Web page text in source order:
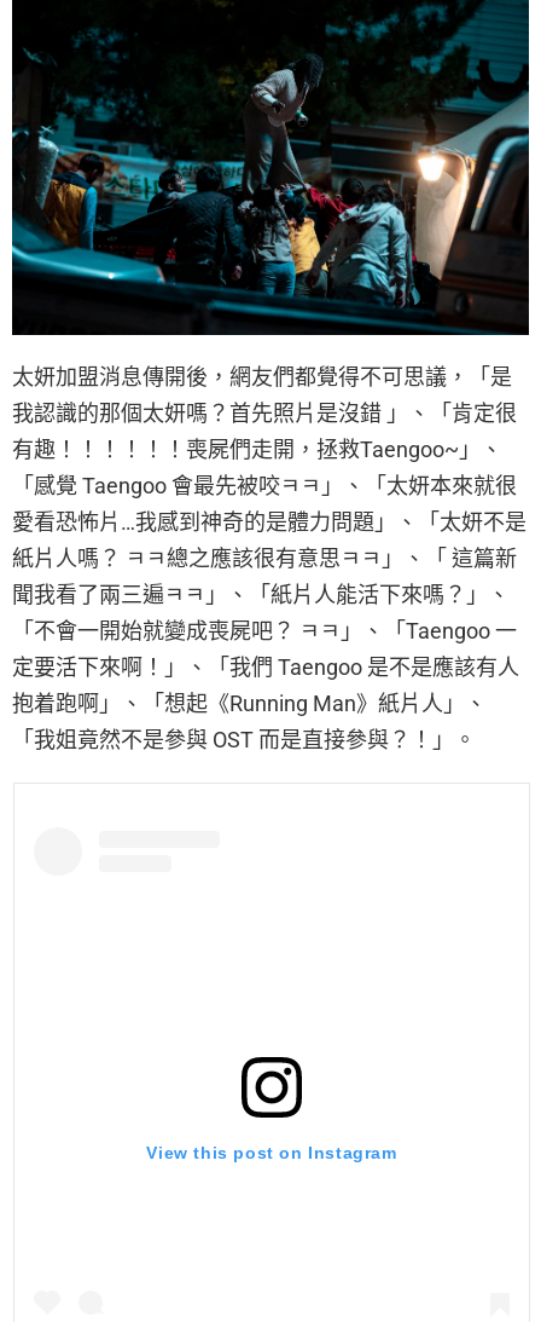
太妍加盟消息傳開後，網友們都覺得不可思議，「是
我認識的那個太妍嗎？首先照片是沒錯 」、「肯定很
有趣！！！！！！喪屍們走開，拯救Taengoo~」、
「感覺 Taengoo 會最先被咬ㅋㅋ」、「太妍本來就很
愛看恐怖片…我感到神奇的是體力問題」、「太妍不是
紙片人嗎？ ㅋㅋ總之應該很有意思ㅋㅋ」、「 這篇新
聞我看了兩三遍ㅋㅋ」、「紙片人能活下來嗎？」、
「不會一開始就變成喪屍吧？ ㅋㅋ」、「Taengoo 一
定要活下來啊！」、「我們 Taengoo 是不是應該有人
抱着跑啊」、「想起《Running Man》紙片人」、
「我姐竟然不是參與 OST 而是直接參與？！」。
View this post on Instagram